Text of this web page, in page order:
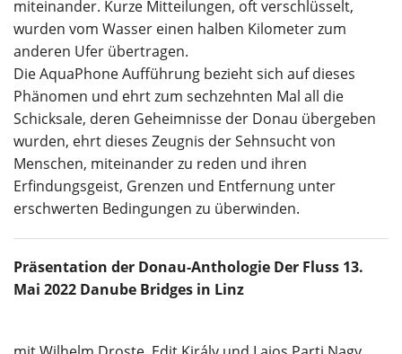
miteinander. Kurze Mitteilungen, oft verschlüsselt,
wurden vom Wasser einen halben Kilometer zum
anderen Ufer übertragen.
Die AquaPhone Aufführung bezieht sich auf dieses
Phänomen und ehrt zum sechzehnten Mal all die
Schicksale, deren Geheimnisse der Donau übergeben
wurden, ehrt dieses Zeugnis der Sehnsucht von
Menschen, miteinander zu reden und ihren
Erfindungsgeist, Grenzen und Entfernung unter
erschwerten Bedingungen zu überwinden.
Präsentation der Donau-Anthologie Der Fluss 13.
Mai 2022 Danube Bridges in Linz